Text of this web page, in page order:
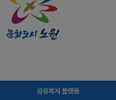
공유복지 플랫폼